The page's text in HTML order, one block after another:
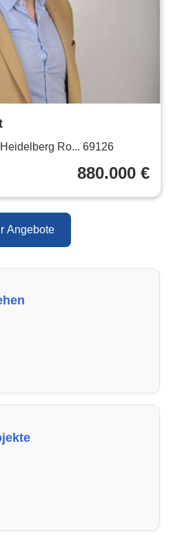
Heidelberg Ro... 69126
880.000 €
Angebote
rechtmäßig sind und
Belastung optimieren
in Heidelberg – modern,
bezugsfertig.